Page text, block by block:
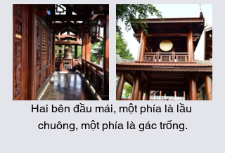
Hai bên đầu mái, một phía là lầu
chuông, một phía là gác trống.